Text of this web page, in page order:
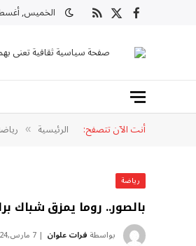
فيسبوك
X
RSS الخميس, أغسطس
صفحة سياسية ثقافية تعنى
أنت الآن تتصفح: الرئيسية »
رياضة
بالصور.. روما يمزق شباك
بواسطة فرات علوان 7 مارس,2024